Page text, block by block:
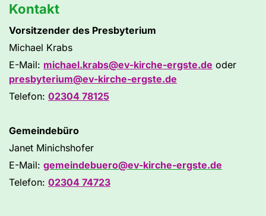
Kontakt
Vorsitzender des Presbyterium
Michael Krabs
E-Mail: michael.krabs@ev-kirche-ergste.de oder
presbyterium@ev-kirche-ergste.de
Telefon: 02304 78125
Gemeindebüro
Janet Minichshofer
E-Mail: gemeindebuero@ev-kirche-ergste.de
Telefon: 02304 74723